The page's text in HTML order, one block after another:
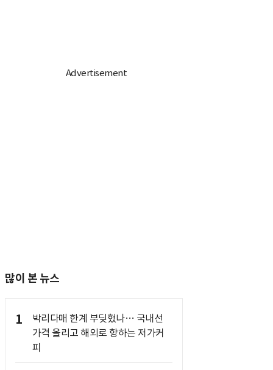
많이 본 뉴스
1
박리다매 한계 부딪혔나… 국내선
가격 올리고 해외로 향하는 저가커
피